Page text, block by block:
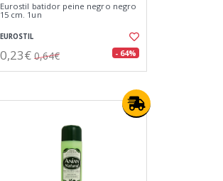
Eurostil batidor peine negro negro
15 cm. 1un
EUROSTIL
0,23€ 0,64€ - 64%